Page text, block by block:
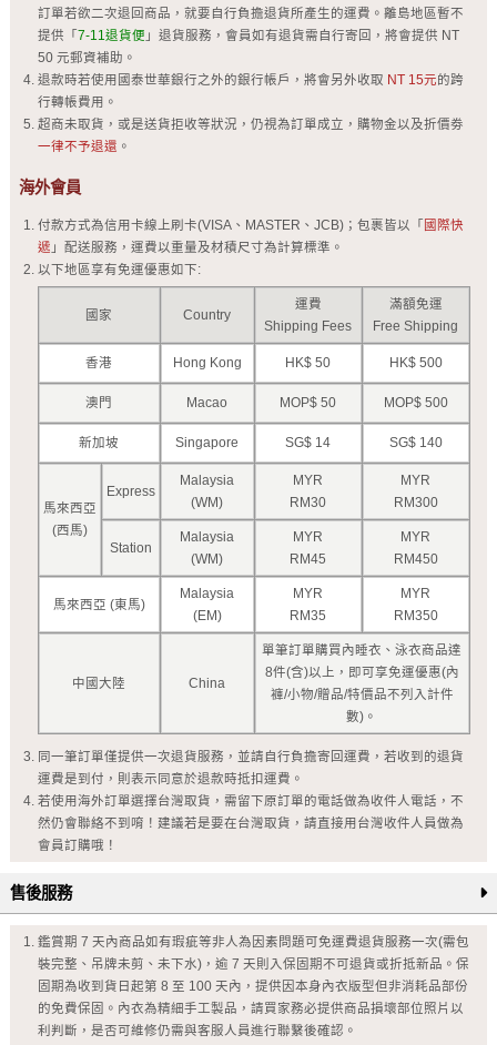
訂單若欲二次退回商品，就要自行負擔退貨所產生的運費。離島地區暫不
提供「 7-11退貨便 」退貨服務，會員如有退貨需自行寄回，將會提供 NT
50 元郵資補助。
退款時若使用國泰世華銀行之外的銀行帳戶，將會另外收取 NT 15元的跨
行轉帳費用。
超商未取貨，或是送貨拒收等狀況，仍視為訂單成立，購物金以及折價劵
一律不予退還 。
海外會員
付款方式為信用卡線上刷卡(VISA、MASTER、JCB)；包裹皆以「 國際快
遞 」配送服務，運費以重量及材積尺寸為計算標準。
以下地區享有免運優惠如下:
國家 Country
運費
Shipping Fees
滿額免運
Free Shipping
香港 Hong Kong HK$ 50 HK$ 500
澳門 Macao MOP$ 50 MOP$ 500
新加坡 Singapore SG$ 14 SG$ 140
馬來西亞
(西馬)
Express
Malaysia
(WM)
MYR
RM30
MYR
RM300
Station
Malaysia
(WM)
MYR
RM45
MYR
RM450
馬來西亞 (東馬)
Malaysia
(EM)
MYR
RM35
MYR
RM350
中國大陸 China
單筆訂單購買內睡衣、泳衣商品達
8件(含)以上，即可享免運優惠(內
褲/小物/贈品/特價品不列入計件
數)。
同一筆訂單僅提供一次退貨服務，並請自行負擔寄回運費，若收到的退貨
運費是到付，則表示同意於退款時抵扣運費。
若使用海外訂單選擇台灣取貨，需留下原訂單的電話做為收件人電話，不
然仍會聯絡不到唷！建議若是要在台灣取貨，請直接用台灣收件人員做為
會員訂購哦！
售後服務
鑑賞期 7 天內商品如有瑕疵等非人為因素問題可免運費退貨服務一次(需包
裝完整、吊牌未剪、未下水)，逾 7 天則入保固期不可退貨或折抵新品。保
固期為收到貨日起第 8 至 100 天內，提供因本身內衣版型但非消耗品部份
的免費保固。內衣為精細手工製品，請買家務必提供商品損壞部位照片以
利判斷，是否可維修仍需與客服人員進行聯繫後確認。